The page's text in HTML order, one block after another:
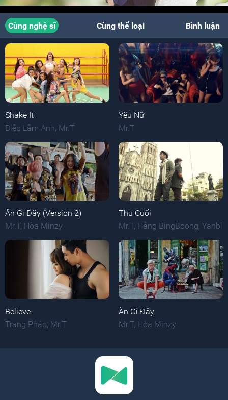
Cùng nghệ sĩ Cùng thể loại Bình luận
Shake It
Diệp Lâm Anh Mr.T
Yêu Nữ
Mr.T
Ăn Gì Đây (Version 2)
Mr.T, Hòa Minzy
Thu Cuối
Mr.T, Hằng BingBoong, Yanbi
Believe
Trang Pháp Mr.T
Ăn Gì Đây
Mr.T, Hòa Minzy